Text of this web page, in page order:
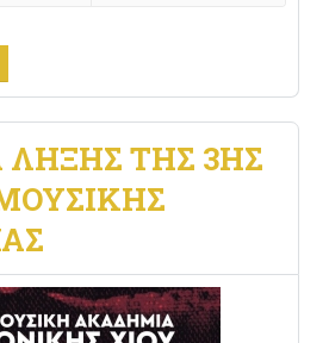
ΛΉΞΗΣ ΤΗΣ 3ΗΣ